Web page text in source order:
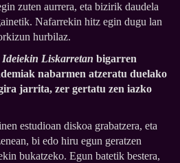
zuten aurrera, eta bizirik daudela
Nafarrekin hitz egin dugu lan
hurbilaz.
Ideiekin Liskarretan bigarren
nabarmen atzeratu duelako
jarrita, zer gertatu zen iazko
estudioan diskoa grabatzera, eta
bi edo hiru egun geratzen
bukatzeko. Egun batetik bestera,